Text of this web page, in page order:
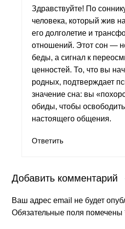
Здравствуйте! По
человека, который жив
его долголетие и
отношений. Этот сон —
беды, а сигнал к
ценностей. То, что вы
родных, подтверждает
значение сна: вы
обиды, чтобы
настоящего общения.
Ответить
Добавить комментарий
Ваш адрес email не будет
Обязательные поля помечены